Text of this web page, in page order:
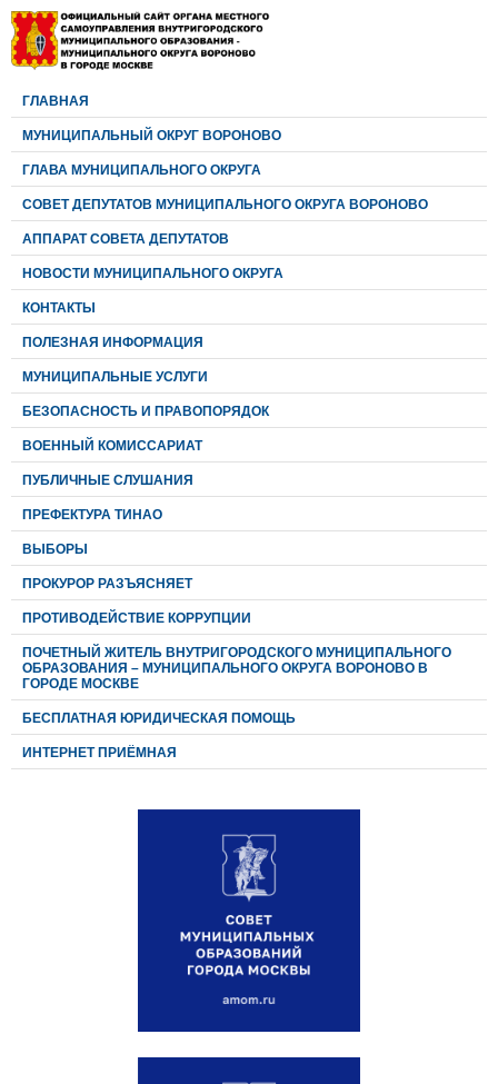
ГЛАВНАЯ
МУНИЦИПАЛЬНЫЙ ОКРУГ ВОРОНОВО
ГЛАВА МУНИЦИПАЛЬНОГО ОКРУГА
CОВЕТ ДЕПУТАТОВ МУНИЦИПАЛЬНОГО ОКРУГА ВОРОНОВО
АППАРАТ СОВЕТА ДЕПУТАТОВ
НОВОСТИ МУНИЦИПАЛЬНОГО ОКРУГА
КОНТАКТЫ
ПОЛЕЗНАЯ ИНФОРМАЦИЯ
МУНИЦИПАЛЬНЫЕ УСЛУГИ
БЕЗОПАСНОСТЬ И ПРАВОПОРЯДОК
ВОЕННЫЙ КОМИССАРИАТ
ПУБЛИЧНЫЕ СЛУШАНИЯ
ПРЕФЕКТУРА ТИНАО
ВЫБОРЫ
ПРОКУРОР РАЗЪЯСНЯЕТ
ПРОТИВОДЕЙСТВИЕ КОРРУПЦИИ
ПОЧЕТНЫЙ ЖИТЕЛЬ ВНУТРИГОРОДСКОГО МУНИЦИПАЛЬНОГО
ОБРАЗОВАНИЯ – МУНИЦИПАЛЬНОГО ОКРУГА ВОРОНОВО В
ГОРОДЕ МОСКВЕ
БЕСПЛАТНАЯ ЮРИДИЧЕСКАЯ ПОМОЩЬ
ИНТЕРНЕТ ПРИЁМНАЯ